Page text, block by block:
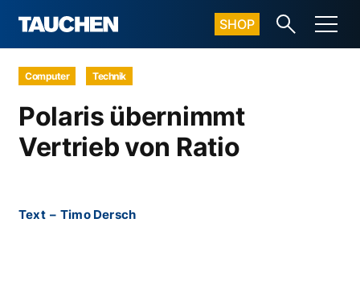
SHOP
Computer Technik
Polaris übernimmt
Vertrieb von Ratio
Text – Timo Dersch